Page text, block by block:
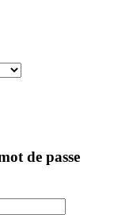
de passe